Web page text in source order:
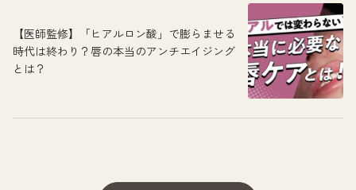
【医師監修】「ヒアルロン酸」で膨らませる
時代は終わり？唇の本当のアンチエイジング
とは？